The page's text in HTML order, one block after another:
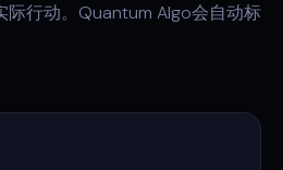
际行动。Quantum Algo会自动标